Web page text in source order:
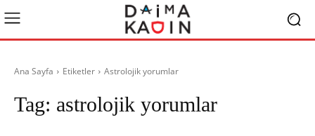
Ana Sayfa Etiketler Astrolojik yorumlar
Tag: astrolojik yorumlar